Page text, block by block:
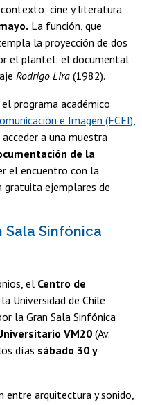
cine y literatura
La función, que
la proyección de dos
el plantel: el documental
Rodrigo Lira (1982).
programa académico
e Imagen (FCEI),
a una muestra
de la
el encuentro con la
gratuita ejemplares de
Sala Sinfónica
el Centro de
Universidad de Chile
la Gran Sala Sinfónica
VM20(Av.
días sábado 30 y
entre arquitectura y sonido,